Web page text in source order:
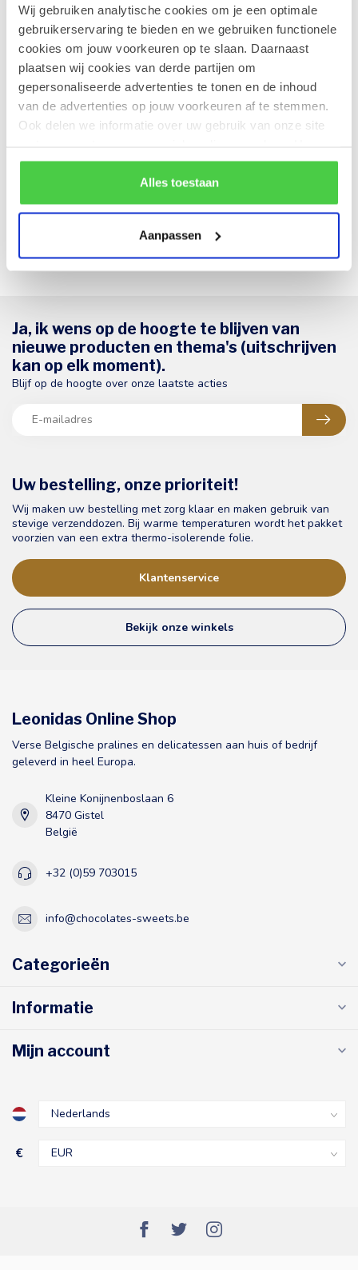
Wij gebruiken analytische cookies om je een optimale
gebruikerservaring te bieden en we gebruiken functionele
cookies om jouw voorkeuren op te slaan. Daarnaast
plaatsen wij cookies van derde partijen om
gepersonaliseerde advertenties te tonen en de inhoud
van de advertenties op jouw voorkeuren af te stemmen.
Ook delen we informatie over uw gebruik van onze site
rekening mee dat als je bepaalde cookies blokkeert, het
de correcte werking van de website kan verstoren.
Alles toestaan
Aanpassen
Tags
Nieuwsbrief
Abonneer
Uw bestelling, onze prioriteit!
Wij maken uw bestelling met zorg klaar en maken gebruik van
stevige verzenddozen. Bij warme temperaturen wordt het pakket
voorzien van een extra thermo-isolerende folie.
Klantenservice
Bekijk onze winkels
Ja, ik wens op de hoogte te blijven van
nieuwe producten en thema's (uitschrijven
kan op elk moment).
Blijf op de hoogte over onze laatste acties
Leonidas Online Shop
Verse Belgische pralines en delicatessen aan huis of bedrijf
geleverd in heel Europa.
Kleine Konijnenboslaan 6
8470 Gistel
België
+32 (0)59 703015
info@chocolates-sweets.be
Categorieën
Informatie
Mijn account
€